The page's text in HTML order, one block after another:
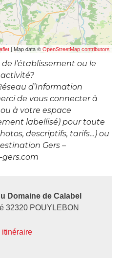
| Map data © OpenStreetMap contributors
l’établissement ou le
d’Information
de vous connecter à
à votre espace
labellisé) pour toute
descriptifs, tarifs…) ou
Gers –
Domaine de Calabel
32320 POUYLEBON
itinéraire